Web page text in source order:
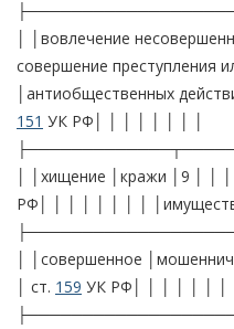
│ │вовлечение
совершение преступления
│антиобщественных
151 УК РФ│ │ │ │ │ │ │ │
│ │хищение │кражи │9 │ │
РФ│ │ │ │ │ │ │ │
│ │совершенное
│ ст. 159 УК РФ│ │ │ │ │ │ │